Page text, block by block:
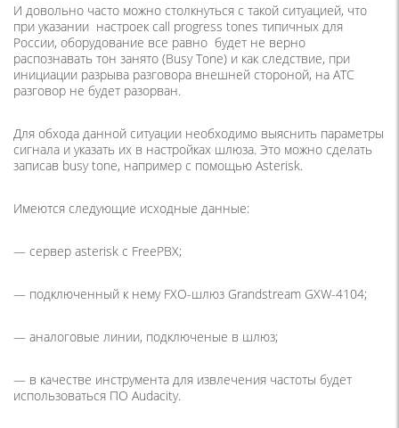
И довольно часто можно столкнуться с такой ситуацией, что
при указании настроек call progress tones типичных для
России, оборудование все равно будет не верно
распознавать тон занято (Busy Tone) и как следствие, при
инициации разрыва разговора внешней стороной, на АТС
разговор не будет разорван.
Для обхода данной ситуации необходимо выяснить параметры
сигнала и указать их в настройках шлюза. Это можно сделать
записав busy tone, например с помощью Asterisk.
Имеются следующие исходные данные:
— сервер asterisk с FreePBX;
— подключенный к нему FXO-шлюз Grandstream GXW-4104;
— аналоговые линии, подключеные в шлюз;
— в качестве инструмента для извлечения частоты будет
использоваться ПО Audacity.